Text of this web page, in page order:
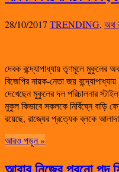
28/10/2017 TRENDING, অথ
দেবক বন্দ্যোপাধ্যায় তৃণমূলে মুকুলের
বিজেপির নায়ক-নেতা জয়
দেখেছেন মুকুলের দল পরিচালনার
মুকুল কিভাবে সকলকে নির্বিঘ্নে বাড়ি
রয়েছে, রাজ্যের প্রত্যেক ব্লকে
আরও পড়ুন »